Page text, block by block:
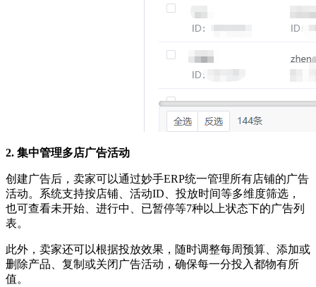
2. 集中管理多店广告活动
创建广告后，卖家可以通过妙手ERP统一管理所有店铺的广告
活动。系统支持按店铺、活动ID、投放时间等多维度筛选，
也可查看未开始、进行中、已暂停等7种以上状态下的广告列
表。
此外，卖家还可以根据投放效果，随时调整每周预算、添加或
删除产品、复制或关闭广告活动，确保每一分投入都物有所
值。